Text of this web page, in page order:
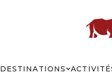
DESTINATIONS